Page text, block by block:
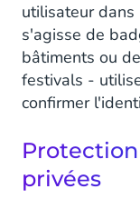
utilisateur
s'agisse de
bâtiments ou
festivals -
confirmer
privées